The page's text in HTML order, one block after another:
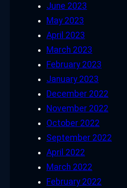
June 2023
May 2023
April 2023
March 2023
February 2023
January 2023
December 2022
November 2022
October 2022
September 2022
April 2022
March 2022
February 2022